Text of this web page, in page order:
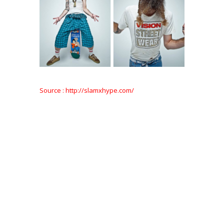
Source : http://slamxhype.com/